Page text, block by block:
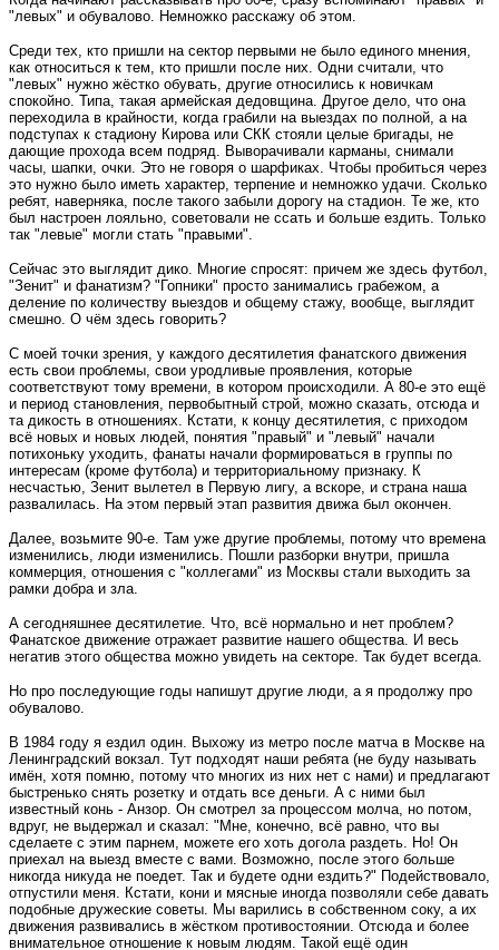
"левых" и обувалово. Немножко расскажу об этом.
Среди тех, кто пришли на сектор первыми не было единого мнения,
как относиться к тем, кто пришли после них. Одни считали, что
"левых" нужно жёстко обувать, другие относились к новичкам
спокойно. Типа, такая армейская дедовщина. Другое дело, что она
переходила в крайности, когда грабили на выездах по полной, а на
подступах к стадиону Кирова или СКК стояли целые бригады, не
дающие прохода всем подряд. Выворачивали карманы, снимали
часы, шапки, очки. Это не говоря о шарфиках. Чтобы пробиться через
это нужно было иметь характер, терпение и немножко удачи. Сколько
ребят, наверняка, после такого забыли дорогу на стадион. Те же, кто
был настроен лояльно, советовали не ссать и больше ездить. Только
так "левые" могли стать "правыми".
Сейчас это выглядит дико. Многие спросят: причем же здесь футбол,
"Зенит" и фанатизм? "Гопники" просто занимались грабежом, а
деление по количеству выездов и общему стажу, вообще, выглядит
смешно. О чём здесь говорить?
С моей точки зрения, у каждого десятилетия фанатского движения
есть свои проблемы, свои уродливые проявления, которые
соответствуют тому времени, в котором происходили. А 80-е это ещё
и период становления, первобытный строй, можно сказать, отсюда и
та дикость в отношениях. Кстати, к концу десятилетия, с приходом
всё новых и новых людей, понятия "правый" и "левый" начали
потихоньку уходить, фанаты начали формироваться в группы по
интересам (кроме футбола) и территориальному признаку. К
несчастью, Зенит вылетел в Первую лигу, а вскоре, и страна наша
развалилась. На этом первый этап развития движа был окончен.
Далее, возьмите 90-е. Там уже другие проблемы, потому что времена
изменились, люди изменились. Пошли разборки внутри, пришла
коммерция, отношения с "коллегами" из Москвы стали выходить за
рамки добра и зла.
А сегодняшнее десятилетие. Что, всё нормально и нет проблем?
Фанатское движение отражает развитие нашего общества. И весь
негатив этого общества можно увидеть на секторе. Так будет всегда.
Но про последующие годы напишут другие люди, а я продолжу про
обувалово.
В 1984 году я ездил один. Выхожу из метро после матча в Москве на
Ленинградский вокзал. Тут подходят наши ребята (не буду называть
имён, хотя помню, потому что многих из них нет с нами) и предлагают
быстренько снять розетку и отдать все деньги. А с ними был
известный конь - Анзор. Он смотрел за процессом молча, но потом,
вдруг, не выдержал и сказал: "Мне, конечно, всё равно, что вы
сделаете с этим парнем, можете его хоть догола раздеть. Но! Он
приехал на выезд вместе с вами. Возможно, после этого больше
никогда никуда не поедет. Так и будете одни ездить?" Подействовало,
отпустили меня. Кстати, кони и мясные иногда позволяли себе давать
подобные дружеские советы. Мы варились в собственном соку, а их
движения развивались в жёстком противостоянии. Отсюда и более
внимательное отношение к новым людям. Такой ещё один